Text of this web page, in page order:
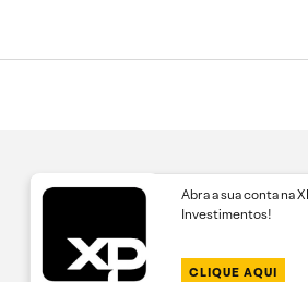
Abra a sua conta na
Investimentos!
CLIQUE AQUI